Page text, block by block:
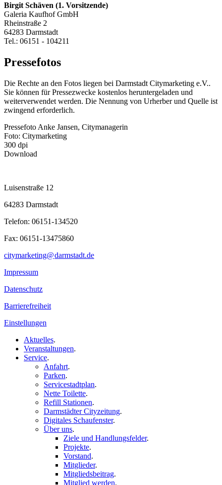
Birgit Schäven (1. Vorsitzende)
Galeria Kaufhof GmbH
Rheinstraße 2
64283 Darmstadt
Tel.: 06151 - 104211
Pressefotos
Die Rechte an den Fotos liegen bei Darmstadt Citymarketing e.V..
Sie können für Pressezwecke kostenlos heruntergeladen und
weiterverwendet werden. Die Nennung von Urherber und Quelle ist
zwingend erforderlich.
Pressefoto Anke Jansen, Citymanagerin
Foto: Citymarketing
300 dpi
Download
Luisenstraße 12
64283 Darmstadt
Telefon: 06151-134520
Fax: 06151-13475860
citymarketing@darmstadt.de
Impressum
Datenschutz
Barrierefreiheit
Einstellungen
Aktuelles.
Veranstaltungen.
Service.
Anfahrt.
Parken.
Servicestadtplan.
Nette Toilette.
Refill Stationen.
Darmstädter Cityzeitung.
Digitales Schaufenster.
Über uns.
Ziele und Handlungsfelder.
Projekte.
Vorstand.
Mitglieder.
Mitgliedsbeitrag.
Mitglied werden.